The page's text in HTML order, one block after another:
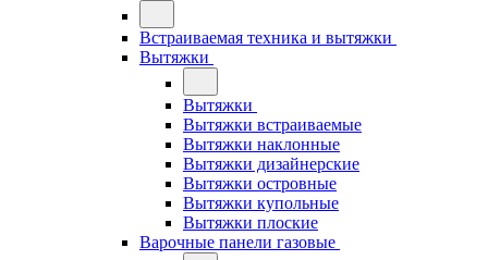
Встраиваемая техника и вытяжки
Вытяжки
Вытяжки
Вытяжки встраиваемые
Вытяжки наклонные
Вытяжки дизайнерские
Вытяжки островные
Вытяжки купольные
Вытяжки плоские
Варочные панели газовые